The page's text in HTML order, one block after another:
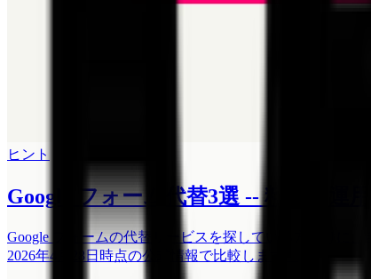
ヒント
Google フォーム代替3選 -- 料金・運
Google フォームの代替サービスを探している方向けに
2026年4月28日時点の公式情報で比較します。